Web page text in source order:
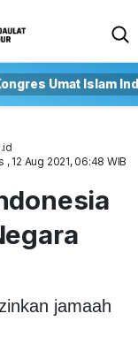
Umat Islam
, 12 Aug 2021, 06:48 WIB
jamaah